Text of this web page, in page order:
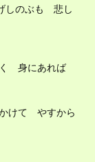
のぶも 悲し
身にあれば
けて やすから